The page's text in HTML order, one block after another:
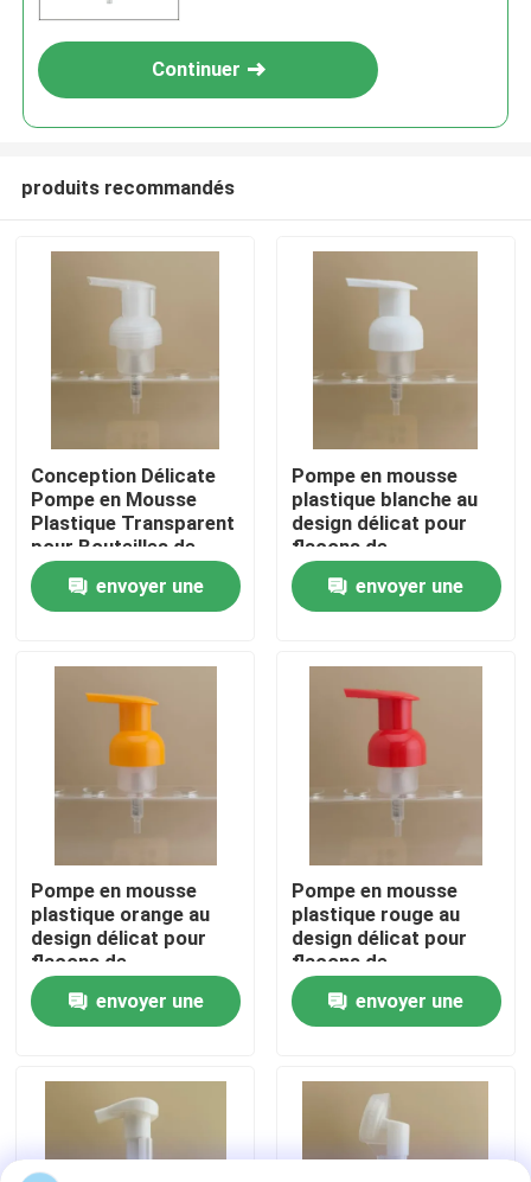
À la maison
Produits
Contrôle de qualité
Nous contacter
Nouvelles
Les affaires
Pulvérisateur de pompe de parfum
Pulvérisateur de pompe de déclencheur
Continuer
produits recommandés
Conception Délicate
Pompe en Mousse
Plastique Transparent
pour Bouteilles de
Shampooing
envoyer une
Pompe en mousse
plastique blanche au
design délicat pour
flacons de
shampooing
envoyer une
Pompe en mousse
plastique orange au
design délicat pour
flacons de
shampooing
envoyer une
Pompe en mousse
plastique rouge au
design délicat pour
flacons de
shampooing
envoyer une